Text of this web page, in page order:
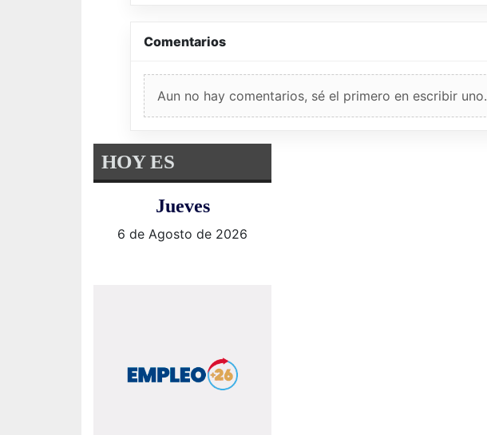
Comentarios
Aun no hay comentarios, sé el primero en escribir uno.
HOY ES
Jueves
6 de Agosto de 2026